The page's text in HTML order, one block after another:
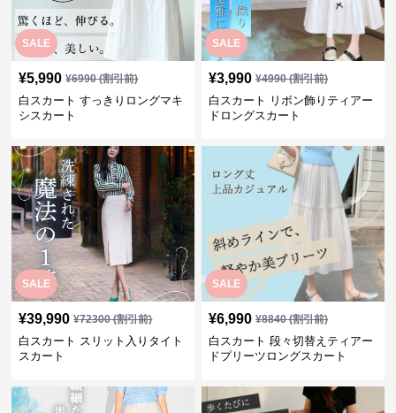
SALE
¥5,990 ¥6990(割引前)
白スカート すっきりロングマキ
シスカート
SALE
¥3,990 ¥4990(割引前)
白スカート リボン飾りティアー
ドロングスカート
SALE
¥39,990 ¥72300(割引前)
白スカート スリット入りタイト
スカート
SALE
¥6,990 ¥8840(割引前)
白スカート 段々切替えティアー
ドプリーツロングスカート